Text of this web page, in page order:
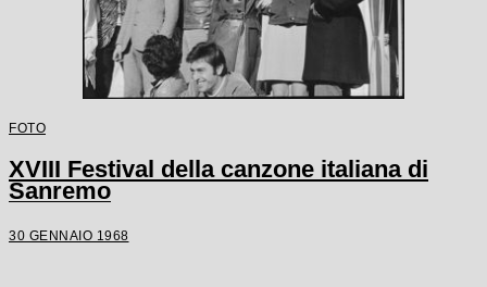
FOTO
XVIII Festival della canzone italiana di
Sanremo
30 GENNAIO 1968